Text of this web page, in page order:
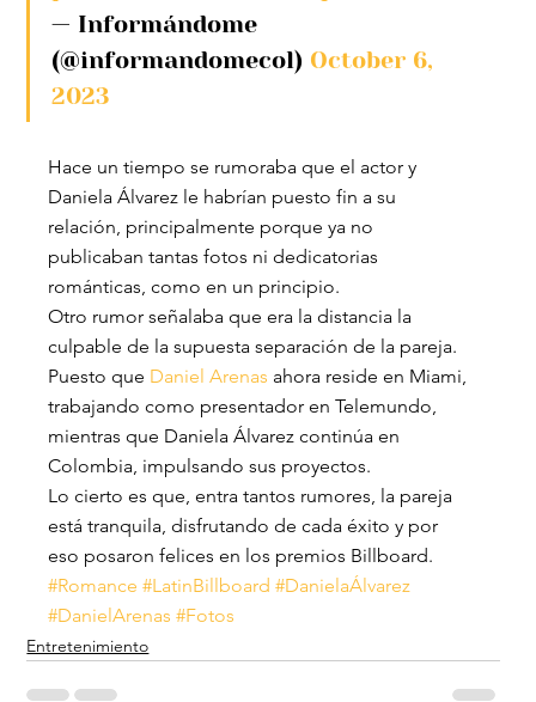
— Informándome
(@informandomecol) October 6,
2023
Hace un tiempo se rumoraba que el actor y
Daniela Álvarez le habrían puesto fin a su
relación, principalmente porque ya no
publicaban tantas fotos ni dedicatorias
románticas, como en un principio.
Otro rumor señalaba que era la distancia la
culpable de la supuesta separación de la pareja.
Puesto que Daniel Arenas ahora reside en Miami,
trabajando como presentador en Telemundo,
mientras que Daniela Álvarez continúa en
Colombia, impulsando sus proyectos.
Lo cierto es que, entra tantos rumores, la pareja
está tranquila, disfrutando de cada éxito y por
eso posaron felices en los premios Billboard.
#Romance #LatinBillboard #DanielaÁlvarez
#DanielArenas #Fotos
Entretenimiento